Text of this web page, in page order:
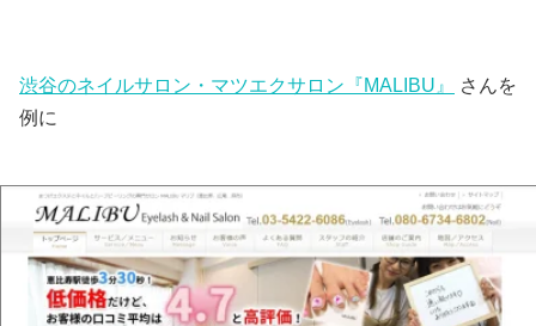
渋谷のネイルサロン・マツエクサロン『MALIBU』
さんを
例に